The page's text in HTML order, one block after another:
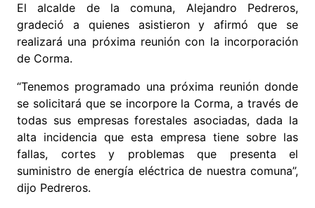
El alcalde de la comuna, Alejandro Pedreros,
gradeció a quienes asistieron y afirmó que se
realizará una próxima reunión con la incorporación
de Corma.
“Tenemos programado una próxima reunión donde
se solicitará que se incorpore la Corma, a través de
todas sus empresas forestales asociadas, dada la
alta incidencia que esta empresa tiene sobre las
fallas, cortes y problemas que presenta el
suministro de energía eléctrica de nuestra comuna”,
dijo Pedreros.